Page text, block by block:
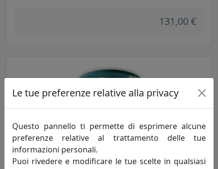
131,00 €
PLAFONIERA COLLEZIONE VINTAGE C134 VERDE
Ferroluce
Le tue preferenze relative alla privacy
Questo pannello ti permette di esprimere alcune
preferenze relative al trattamento delle tue
informazioni personali.
Puoi rivedere e modificare le tue scelte in qualsiasi